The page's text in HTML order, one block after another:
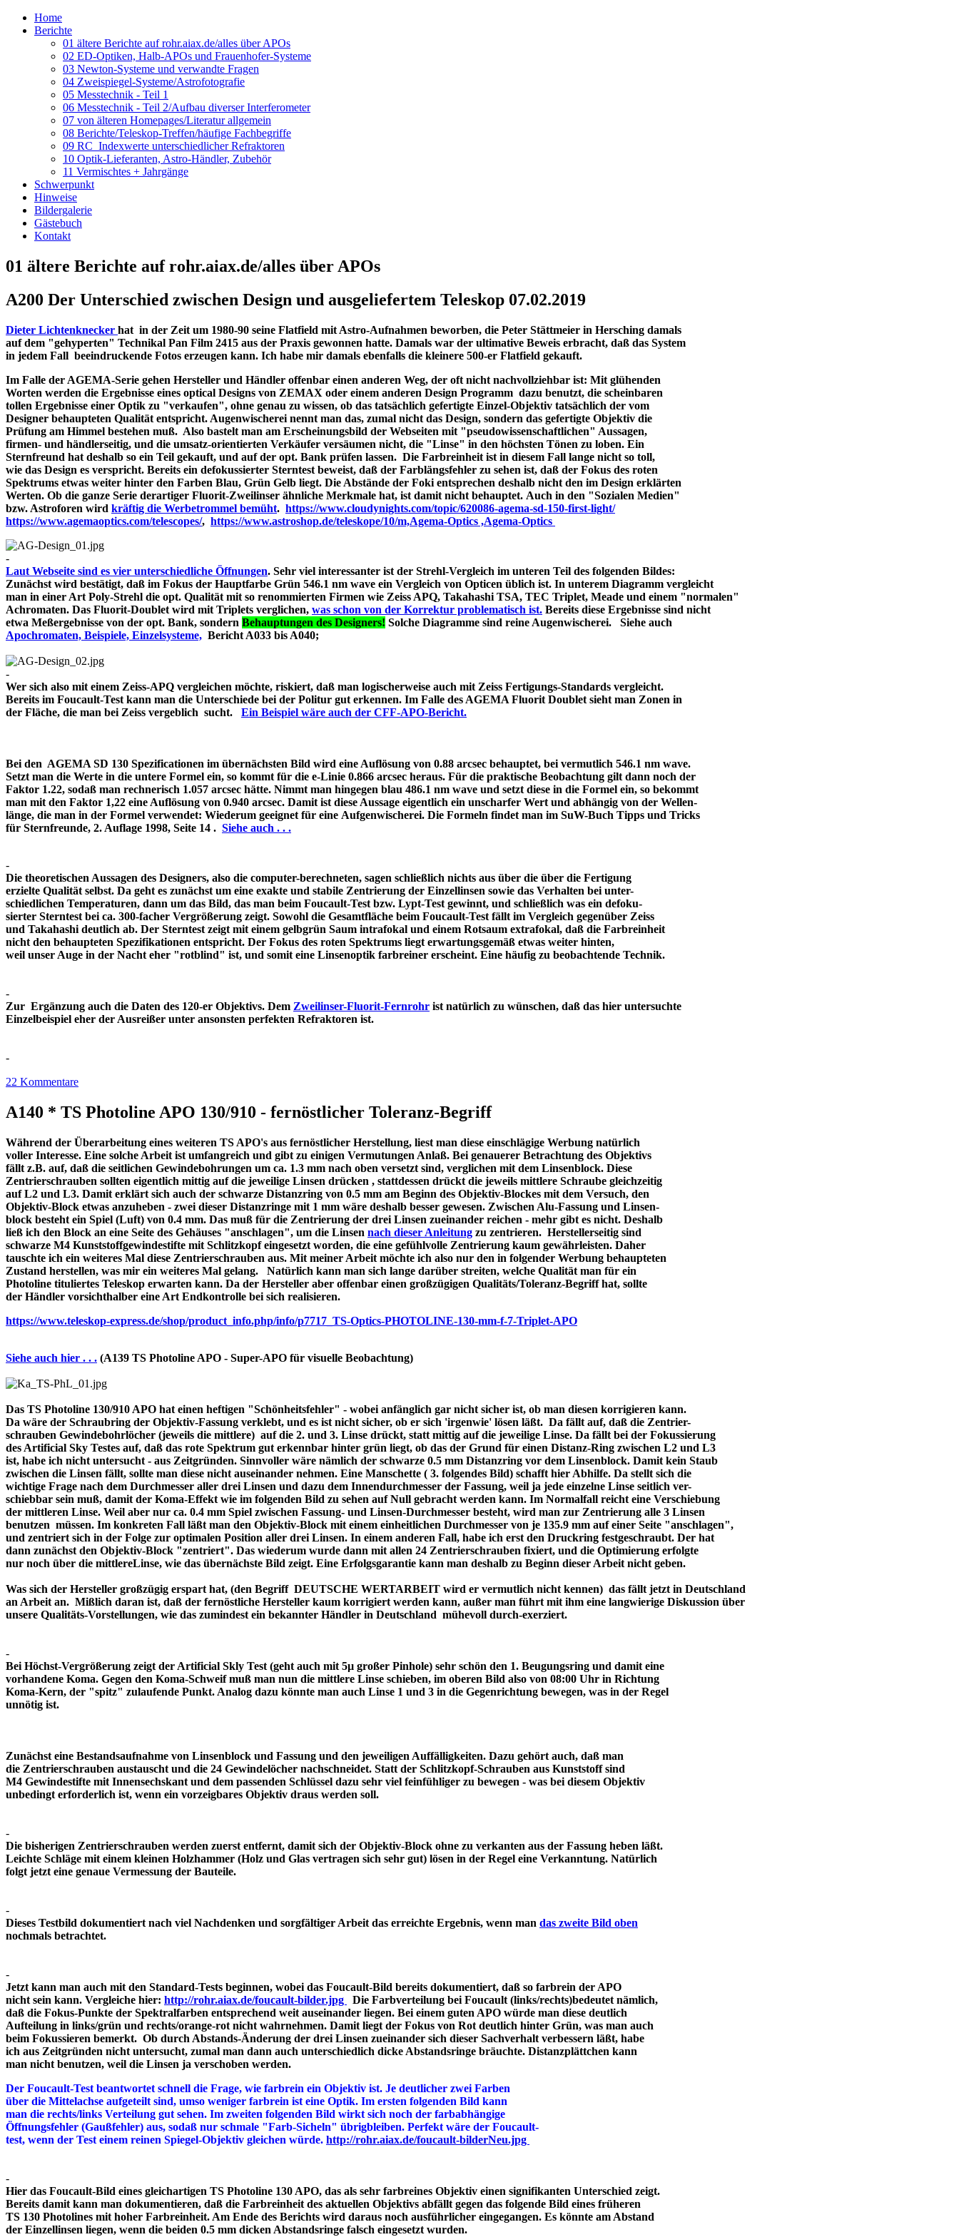
Home
Berichte
01 ältere Berichte auf rohr.aiax.de/alles über APOs
02 ED-Optiken, Halb-APOs und Frauenhofer-Systeme
03 Newton-Systeme und verwandte Fragen
04 Zweispiegel-Systeme/Astrofotografie
05 Messtechnik - Teil 1
06 Messtechnik - Teil 2/Aufbau diverser Interferometer
07 von älteren Homepages/Literatur allgemein
08 Berichte/Teleskop-Treffen/häufige Fachbegriffe
09 RC_Indexwerte unterschiedlicher Refraktoren
10 Optik-Lieferanten, Astro-Händler, Zubehör
11 Vermischtes + Jahrgänge
Schwerpunkt
Hinweise
Bildergalerie
Gästebuch
Kontakt
01 ältere Berichte auf rohr.aiax.de/alles über APOs
A200 Der Unterschied zwischen Design und ausgeliefertem Teleskop 07.02.2019
Dieter Lichtenknecker hat in der Zeit um 1980-90 seine Flatfield mit Astro-Aufnahmen beworben, die Peter Stättmeier in Hersching damals
auf dem "gehyperten" Technikal Pan Film 2415 aus der Praxis gewonnen hatte. Damals war der ultimative Beweis erbracht, daß das System
in jedem Fall beeindruckende Fotos erzeugen kann. Ich habe mir damals ebenfalls die kleinere 500-er Flatfield gekauft.
Im Falle der AGEMA-Serie gehen Hersteller und Händler offenbar einen anderen Weg, der oft nicht nachvollziehbar ist: Mit glühenden
Worten werden die Ergebnisse eines optical Designs von ZEMAX oder einem anderen Design Programm dazu benutzt, die scheinbaren
tollen Ergebnisse einer Optik zu "verkaufen", ohne genau zu wissen, ob das tatsächlich gefertigte Einzel-Objektiv tatsächlich der vom
Designer behaupteten Qualität entspricht. Augenwischerei nennt man das, zumal nicht das Design, sondern das gefertigte Objektiv die
Prüfung am Himmel bestehen muß. Also bastelt man am Erscheinungsbild der Webseiten mit "pseudowissenschaftlichen" Aussagen,
firmen- und händlerseitig, und die umsatz-orientierten Verkäufer versäumen nicht, die "Linse" in den höchsten Tönen zu loben. Ein
Sternfreund hat deshalb so ein Teil gekauft, und auf der opt. Bank prüfen lassen. Die Farbreinheit ist in diesem Fall lange nicht so toll,
wie das Design es verspricht. Bereits ein defokussierter Sterntest beweist, daß der Farblängsfehler zu sehen ist, daß der Fokus des roten
Spektrums etwas weiter hinter den Farben Blau, Grün Gelb liegt. Die Abstände der Foki entsprechen deshalb nicht den im Design erklärten
Werten. Ob die ganze Serie derartiger Fluorit-Zweilinser ähnliche Merkmale hat, ist damit nicht behauptet. Auch in den "Sozialen Medien"
bzw. Astroforen wird kräftig die Werbetrommel bemüht. https://www.cloudynights.com/topic/620086-agema-sd-150-first-light/
https://www.agemaoptics.com/telescopes/, https://www.astroshop.de/teleskope/10/m,Agema-Optics ,Agema-Optics
-
Laut Webseite sind es vier unterschiedliche Öffnungen. Sehr viel interessanter ist der Strehl-Vergleich im unteren Teil des folgenden Bildes:
Zunächst wird bestätigt, daß im Fokus der Hauptfarbe Grün 546.1 nm wave ein Vergleich von Opticen üblich ist. In unterem Diagramm vergleicht
man in einer Art Poly-Strehl die opt. Qualität mit so renommierten Firmen wie Zeiss APQ, Takahashi TSA, TEC Triplet, Meade und einem "normalen"
Achromaten. Das Fluorit-Doublet wird mit Triplets verglichen, was schon von der Korrektur problematisch ist. Bereits diese Ergebnisse sind nicht
etwa Meßergebnisse von der opt. Bank, sondern Behauptungen des Designers! Solche Diagramme sind reine Augenwischerei. Siehe auch
Apochromaten, Beispiele, Einzelsysteme, Bericht A033 bis A040;
-
Wer sich also mit einem Zeiss-APQ vergleichen möchte, riskiert, daß man logischerweise auch mit Zeiss Fertigungs-Standards vergleicht.
Bereits im Foucault-Test kann man die Unterschiede bei der Politur gut erkennen. Im Falle des AGEMA Fluorit Doublet sieht man Zonen in
der Fläche, die man bei Zeiss vergeblich sucht. Ein Beispiel wäre auch der CFF-APO-Bericht.
Bei den AGEMA SD 130 Spezificationen im übernächsten Bild wird eine Auflösung von 0.88 arcsec behauptet, bei vermutlich 546.1 nm wave.
Setzt man die Werte in die untere Formel ein, so kommt für die e-Linie 0.866 arcsec heraus. Für die praktische Beobachtung gilt dann noch der
Faktor 1.22, sodaß man rechnerisch 1.057 arcsec hätte. Nimmt man hingegen blau 486.1 nm wave und setzt diese in die Formel ein, so bekommt
man mit den Faktor 1,22 eine Auflösung von 0.940 arcsec. Damit ist diese Aussage eigentlich ein unscharfer Wert und abhängig von der Wellen-
länge, die man in der Formel verwendet: Wiederum geeignet für eine Aufgenwischerei. Die Formeln findet man im SuW-Buch Tipps und Tricks
für Sternfreunde, 2. Auflage 1998, Seite 14 . Siehe auch . . .
-
Die theoretischen Aussagen des Designers, also die computer-berechneten, sagen schließlich nichts aus über die über die Fertigung
erzielte Qualität selbst. Da geht es zunächst um eine exakte und stabile Zentrierung der Einzellinsen sowie das Verhalten bei unter-
schiedlichen Temperaturen, dann um das Bild, das man beim Foucault-Test bzw. Lypt-Test gewinnt, und schließlich was ein defoku-
sierter Sterntest bei ca. 300-facher Vergrößerung zeigt. Sowohl die Gesamtfläche beim Foucault-Test fällt im Vergleich gegenüber Zeiss
und Takahashi deutlich ab. Der Sterntest zeigt mit einem gelbgrün Saum intrafokal und einem Rotsaum extrafokal, daß die Farbreinheit
nicht den behaupteten Spezifikationen entspricht. Der Fokus des roten Spektrums liegt erwartungsgemäß etwas weiter hinten,
weil unser Auge in der Nacht eher "rotblind" ist, und somit eine Linsenoptik farbreiner erscheint. Eine häufig zu beobachtende Technik.
-
Zur Ergänzung auch die Daten des 120-er Objektivs. Dem Zweilinser-Fluorit-Fernrohr ist natürlich zu wünschen, daß das hier untersuchte
Einzelbeispiel eher der Ausreißer unter ansonsten perfekten Refraktoren ist.
-
22 Kommentare
A140 * TS Photoline APO 130/910 - fernöstlicher Toleranz-Begriff
Während der Überarbeitung eines weiteren TS APO's aus fernöstlicher Herstellung, liest man diese einschlägige Werbung natürlich
voller Interesse. Eine solche Arbeit ist umfangreich und gibt zu einigen Vermutungen Anlaß. Bei genauerer Betrachtung des Objektivs
fällt z.B. auf, daß die seitlichen Gewindebohrungen um ca. 1.3 mm nach oben versetzt sind, verglichen mit dem Linsenblock. Diese
Zentrierschrauben sollten eigentlich mittig auf die jeweilige Linsen drücken , stattdessen drückt die jeweils mittlere Schraube gleichzeitig
auf L2 und L3. Damit erklärt sich auch der schwarze Distanzring von 0.5 mm am Beginn des Objektiv-Blockes mit dem Versuch, den
Objektiv-Block etwas anzuheben - zwei dieser Distanzringe mit 1 mm wäre deshalb besser gewesen. Zwischen Alu-Fassung und Linsen-
block besteht ein Spiel (Luft) von 0.4 mm. Das muß für die Zentrierung der drei Linsen zueinander reichen - mehr gibt es nicht. Deshalb
ließ ich den Block an eine Seite des Gehäuses "anschlagen", um die Linsen nach dieser Anleitung zu zentrieren. Herstellerseitig sind
schwarze M4 Kunststoffgewindestifte mit Schlitzkopf eingesetzt worden, die eine gefühlvolle Zentrierung kaum gewährleisten. Daher
tauschte ich ein weiteres Mal diese Zentrierschrauben aus. Mit meiner Arbeit möchte ich also nur den in folgender Werbung behaupteten
Zustand herstellen, was mir ein weiteres Mal gelang. Natürlich kann man sich lange darüber streiten, welche Qualität man für ein
Photoline tituliertes Teleskop erwarten kann. Da der Hersteller aber offenbar einen großzügigen Qualitäts/Toleranz-Begriff hat, sollte
der Händler vorsichthalber eine Art Endkontrolle bei sich realisieren.
https://www.teleskop-express.de/shop/product_info.php/info/p7717_TS-Optics-PHOTOLINE-130-mm-f-7-Triplet-APO
Siehe auch hier . . . (A139 TS Photoline APO - Super-APO für visuelle Beobachtung)
Das TS Photoline 130/910 APO hat einen heftigen "Schönheitsfehler" - wobei anfänglich gar nicht sicher ist, ob man diesen korrigieren kann.
Da wäre der Schraubring der Objektiv-Fassung verklebt, und es ist nicht sicher, ob er sich 'irgenwie' lösen läßt. Da fällt auf, daß die Zentrier-
schrauben Gewindebohrlöcher (jeweils die mittlere) auf die 2. und 3. Linse drückt, statt mittig auf die jeweilige Linse. Da fällt bei der Fokussierung
des Artificial Sky Testes auf, daß das rote Spektrum gut erkennbar hinter grün liegt, ob das der Grund für einen Distanz-Ring zwischen L2 und L3
ist, habe ich nicht untersucht - aus Zeitgründen. Sinnvoller wäre nämlich der schwarze 0.5 mm Distanzring vor dem Linsenblock. Damit kein Staub
zwischen die Linsen fällt, sollte man diese nicht auseinander nehmen. Eine Manschette ( 3. folgendes Bild) schafft hier Abhilfe. Da stellt sich die
wichtige Frage nach dem Durchmesser aller drei Linsen und dazu dem Innendurchmesser der Fassung, weil ja jede einzelne Linse seitlich ver-
schiebbar sein muß, damit der Koma-Effekt wie im folgenden Bild zu sehen auf Null gebracht werden kann. Im Normalfall reicht eine Verschiebung
der mittleren Linse. Weil aber nur ca. 0.4 mm Spiel zwischen Fassung- und Linsen-Durchmesser besteht, wird man zur Zentrierung alle 3 Linsen
benutzen müssen. Im konkreten Fall läßt man den Objektiv-Block mit einem einheitlichen Durchmesser von je 135.9 mm auf einer Seite "anschlagen",
und zentriert sich in der Folge zur optimalen Position aller drei Linsen. In einem anderen Fall, habe ich erst den Druckring festgeschraubt. Der hat
dann zunächst den Objektiv-Block "zentriert". Das wiederum wurde dann mit allen 24 Zentrierschrauben fixiert, und die Optimierung erfolgte
nur noch über die mittlereLinse, wie das übernächste Bild zeigt. Eine Erfolgsgarantie kann man deshalb zu Beginn dieser Arbeit nicht geben.
Was sich der Hersteller großzügig erspart hat, (den Begriff DEUTSCHE WERTARBEIT wird er vermutlich nicht kennen) das fällt jetzt in Deutschland
an Arbeit an. Mißlich daran ist, daß der fernöstliche Hersteller kaum korrigiert werden kann, außer man führt mit ihm eine langwierige Diskussion über
unsere Qualitäts-Vorstellungen, wie das zumindest ein bekannter Händler in Deutschland mühevoll durch-exerziert.
-
Bei Höchst-Vergrößerung zeigt der Artificial Skly Test (geht auch mit 5µ großer Pinhole) sehr schön den 1. Beugungsring und damit eine
vorhandene Koma. Gegen den Koma-Schweif muß man nun die mittlere Linse schieben, im oberen Bild also von 08:00 Uhr in Richtung
Koma-Kern, der "spitz" zulaufende Punkt. Analog dazu könnte man auch Linse 1 und 3 in die Gegenrichtung bewegen, was in der Regel
unnötig ist.
Zunächst eine Bestandsaufnahme von Linsenblock und Fassung und den jeweiligen Auffälligkeiten. Dazu gehört auch, daß man
die Zentrierschrauben austauscht und die 24 Gewindelöcher nachschneidet. Statt der Schlitzkopf-Schrauben aus Kunststoff sind
M4 Gewindestifte mit Innensechskant und dem passenden Schlüssel dazu sehr viel feinfühliger zu bewegen - was bei diesem Objektiv
unbedingt erforderlich ist, wenn ein vorzeigbares Objektiv draus werden soll.
-
Die bisherigen Zentrierschrauben werden zuerst entfernt, damit sich der Objektiv-Block ohne zu verkanten aus der Fassung heben läßt.
Leichte Schläge mit einem kleinen Holzhammer (Holz und Glas vertragen sich sehr gut) lösen in der Regel eine Verkanntung. Natürlich
folgt jetzt eine genaue Vermessung der Bauteile.
-
Dieses Testbild dokumentiert nach viel Nachdenken und sorgfältiger Arbeit das erreichte Ergebnis, wenn man das zweite Bild oben
nochmals betrachtet.
-
Jetzt kann man auch mit den Standard-Tests beginnen, wobei das Foucault-Bild bereits dokumentiert, daß so farbrein der APO
nicht sein kann. Vergleiche hier: http://rohr.aiax.de/foucault-bilder.jpg
Die Farbverteilung bei Foucault (links/rechts)bedeutet nämlich,
daß die Fokus-Punkte der Spektralfarben entsprechend weit auseinander liegen. Bei einem guten APO würde man diese deutlich
Aufteilung in links/grün und rechts/orange-rot nicht wahrnehmen. Damit liegt der Fokus von Rot deutlich hinter Grün, was man auch
beim Fokussieren bemerkt. Ob durch Abstands-Änderung der drei Linsen zueinander sich dieser Sachverhalt verbessern läßt, habe
ich aus Zeitgründen nicht untersucht, zumal man dann auch unterschiedlich dicke Abstandsringe bräuchte. Distanzplättchen kann
man nicht benutzen, weil die Linsen ja verschoben werden.
Der Foucault-Test beantwortet schnell die Frage, wie farbrein ein Objektiv ist. Je deutlicher zwei Farben
über die Mittelachse aufgeteilt sind, umso weniger farbrein ist eine Optik. Im ersten folgenden Bild kann
man die rechts/links Verteilung gut sehen. Im zweiten folgenden Bild wirkt sich noch der farbabhängige
Öffnungsfehler (Gaußfehler) aus, sodaß nur schmale "Farb-Sicheln" übrigbleiben. Perfekt wäre der Foucault-
test, wenn der Test einem reinen Spiegel-Objektiv gleichen würde. http://rohr.aiax.de/foucault-bilderNeu.jpg
-
Hier das Foucault-Bild eines gleichartigen TS Photoline 130 APO, das als sehr farbreines Objektiv einen signifikanten Unterschied zeigt.
Bereits damit kann man dokumentieren, daß die Farbreinheit des aktuellen Objektivs abfällt gegen das folgende Bild eines früheren
TS 130 Photolines mit hoher Farbreinheit. Am Ende des Berichts wird daraus noch ausführlicher eingegangen. Es könnte am Abstand
der Einzellinsen liegen, wenn die beiden 0.5 mm dicken Abstandsringe falsch eingesetzt wurden.